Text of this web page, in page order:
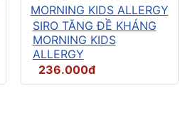
SIRO TĂNG ĐỀ KHÁNG
MORNING KIDS
ALLERGY
236.000đ